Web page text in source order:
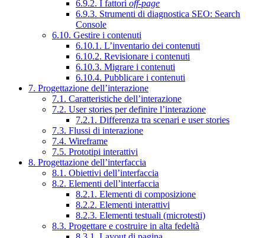
6.9.2. I fattori off-page
6.9.3. Strumenti di diagnostica SEO: Search
Console
6.10. Gestire i contenuti
6.10.1. L’inventario dei contenuti
6.10.2. Revisionare i contenuti
6.10.3. Migrare i contenuti
6.10.4. Pubblicare i contenuti
7. Progettazione dell’interazione
7.1. Caratteristiche dell’interazione
7.2. User stories per definire l’interazione
7.2.1. Differenza tra scenari e user stories
7.3. Flussi di interazione
7.4. Wireframe
7.5. Prototipi interattivi
8. Progettazione dell’interfaccia
8.1. Obiettivi dell’interfaccia
8.2. Elementi dell’interfaccia
8.2.1. Elementi di composizione
8.2.2. Elementi interattivi
8.2.3. Elementi testuali (microtesti)
8.3. Progettare e costruire in alta fedeltà